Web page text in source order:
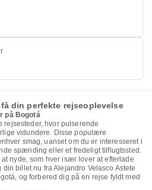
din perfekte rejseoplevelse
på Bogotá
rejsesteder, hvor pulserende
vidundere. Disse populære
smag, uanset om du er interesseret i
spænding eller et fredeligt tilflugtssted.
nyde, som hver især lover at efterlade
billet nu fra Alejandro Velasco Astete
og forbered dig på en rejse fyldt med